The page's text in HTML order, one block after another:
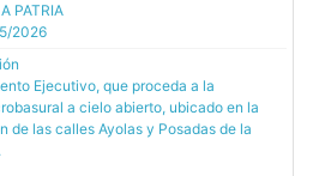
PATRIA
2026
Ejecutivo, que proceda a la
a cielo abierto, ubicado en la
de las calles Ayolas y Posadas de la